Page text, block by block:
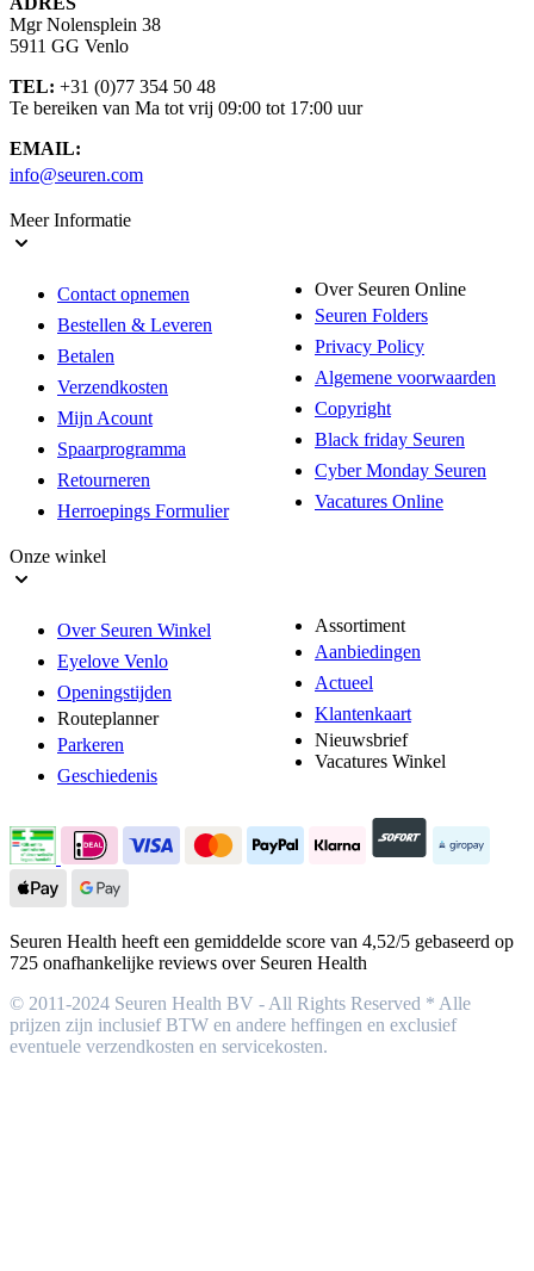
Mgr Nolensplein 38
5911 GG Venlo
TEL: +31 (0)77 354 50 48
Te bereiken van Ma tot vrij 09:00 tot 17:00 uur
EMAIL:
info@seuren.com
Meer Informatie
Contact opnemen
Bestellen & Leveren
Betalen
Verzendkosten
Mijn Acount
Spaarprogramma
Retourneren
Herroepings Formulier
Over Seuren Online
Seuren Folders
Privacy Policy
Algemene voorwaarden
Copyright
Black friday Seuren
Cyber Monday Seuren
Vacatures Online
Onze winkel
Over Seuren Winkel
Eyelove Venlo
Openingstijden
Routeplanner
Parkeren
Geschiedenis
Assortiment
Aanbiedingen
Actueel
Klantenkaart
Nieuwsbrief
Vacatures Winkel
Seuren Health heeft een gemiddelde score van 4,52/5 gebaseerd op
725 onafhankelijke reviews over Seuren Health
© 2011-2024 Seuren Health BV - All Rights Reserved * Alle
prijzen zijn inclusief BTW en andere heffingen en exclusief
eventuele verzendkosten en servicekosten.